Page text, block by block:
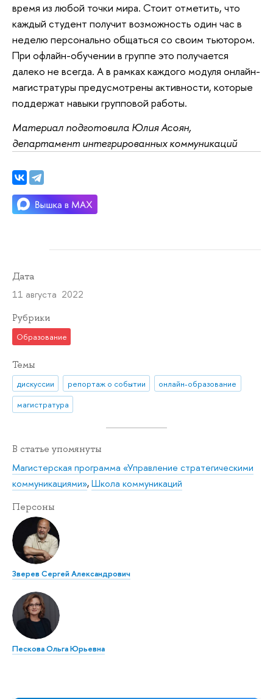
время из любой точки мира. Стоит отметить, что
каждый студент получит возможность один час в
неделю персонально общаться со своим тьютором.
При офлайн-обучении в группе это получается
далеко не всегда. А в рамках каждого модуля онлайн-
магистратуры предусмотрены активности, которые
поддержат навыки групповой работы.
Материал подготовила Юлия Асоян,
департамент интегрированных коммуникаций
Дата
11 августа 2022
Рубрики
Образование
Темы
дискуссии репортаж о событии
онлайн-образование
магистратура
В статье упомянуты
Магистерская программа «Управление стратегическими
коммуникациями»,Школа коммуникаций
Персоны
Зверев Сергей Александрович
Пескова Ольга Юрьевна